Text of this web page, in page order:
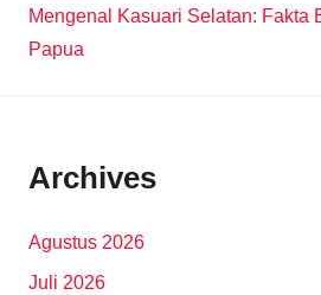
Mengenal Kasuari Selatan: Fakta
Papua
Archives
Agustus 2026
Juli 2026